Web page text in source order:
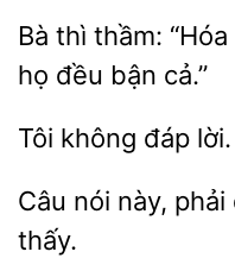
Bà thì thầm:
họ đều bận cả.”
lời.
Câu nói này,
thấy.